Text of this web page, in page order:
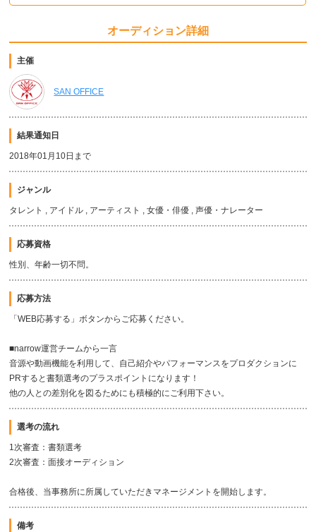
オーディション詳細
主催
SAN OFFICE
結果通知日
2018年01月10日まで
ジャンル
タレント , アイドル , アーティスト , 女優・俳優 , 声優・ナレーター
応募資格
性別、年齢一切不問。
応募方法
「WEB応募する」ボタンからご応募ください。
■narrow運営チームから一言
音源や動画機能を利用して、自己紹介やパフォーマンスをプロダクションに
PRすると書類選考のプラスポイントになります！
他の人との差別化を図るためにも積極的にご利用下さい。
選考の流れ
1次審査：書類選考
2次審査：面接オーディション
合格後、当事務所に所属していただきマネージメントを開始します。
備考